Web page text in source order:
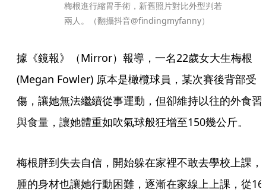
梅根進行縮胃手術，新舊照片對比外型判若
兩人。（翻攝抖音@findingmyfanny）
據《鏡報》（Mirror）報導，一名22歲女大生梅根
(Megan Fowler) 原本是橄欖球員，某次賽後背部受
傷，讓她無法繼續從事運動，但卻維持以往的外食習
與食量，讓她體重如吹氣球般狂增至150幾公斤。
梅根胖到失去自信，開始躲在家裡不敢去學校上課，
腫的身材也讓她行動困難，逐漸在家線上上課，從16